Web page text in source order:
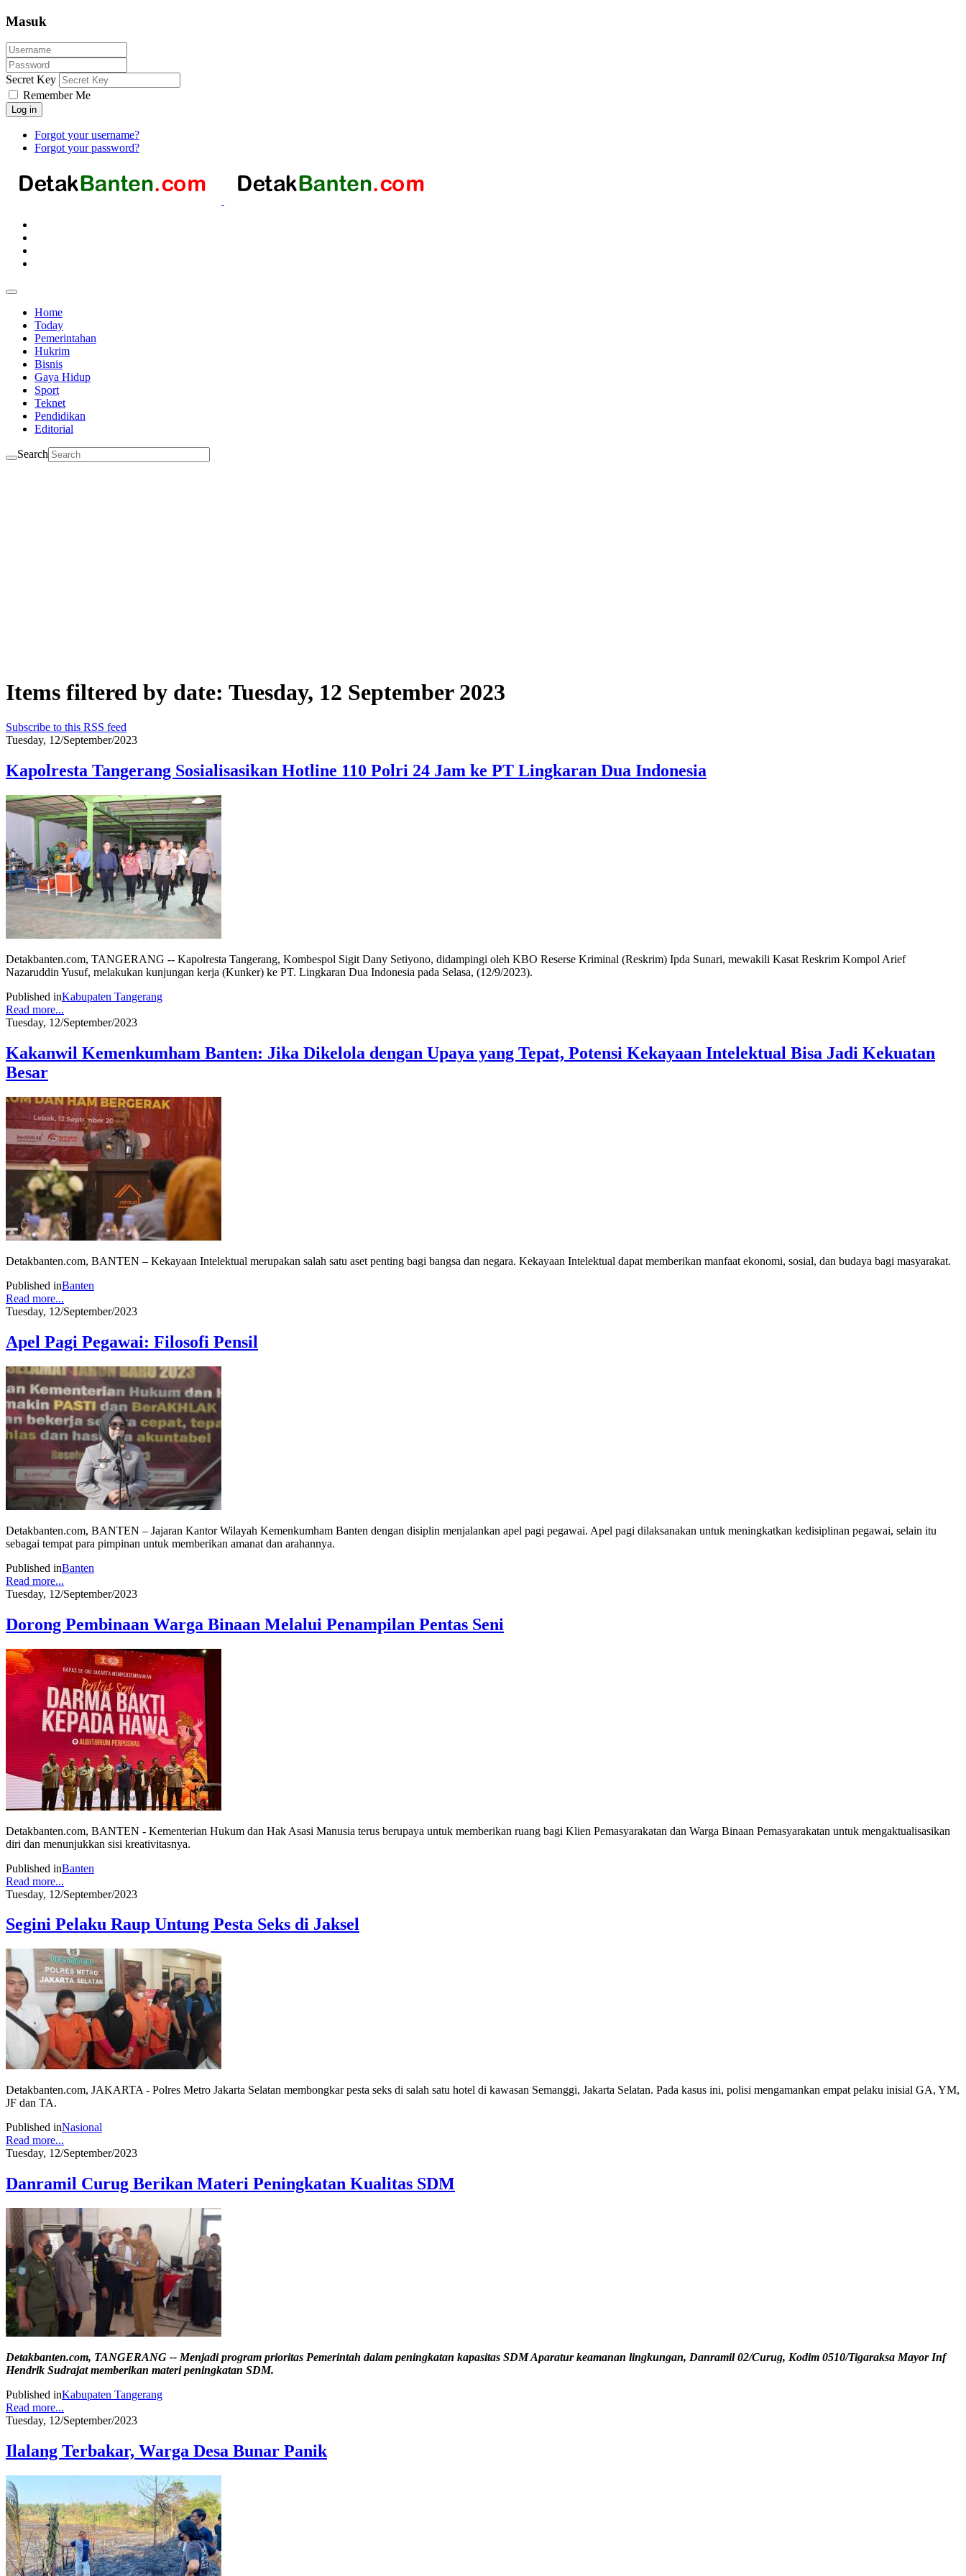
Masuk
Secret Key
Remember Me
Log in
Forgot your username?
Forgot your password?
Home
Today
Pemerintahan
Hukrim
Bisnis
Gaya Hidup
Sport
Teknet
Pendidikan
Editorial
Search
Items filtered by date: Tuesday, 12 September 2023
Subscribe to this RSS feed
Tuesday, 12/September/2023
Kapolresta Tangerang Sosialisasikan Hotline 110 Polri 24 Jam ke PT Lingkaran Dua Indonesia
Detakbanten.com, TANGERANG -- Kapolresta Tangerang, Kombespol Sigit Dany Setiyono, didampingi oleh KBO Reserse Kriminal (Reskrim) Ipda Sunari, mewakili Kasat Reskrim Kompol Arief
Nazaruddin Yusuf, melakukan kunjungan kerja (Kunker) ke PT. Lingkaran Dua Indonesia pada Selasa, (12/9/2023).
Published inKabupaten Tangerang
Read more...
Tuesday, 12/September/2023
Kakanwil Kemenkumham Banten: Jika Dikelola dengan Upaya yang Tepat, Potensi Kekayaan Intelektual Bisa Jadi Kekuatan
Besar
Detakbanten.com, BANTEN – Kekayaan Intelektual merupakan salah satu aset penting bagi bangsa dan negara. Kekayaan Intelektual dapat memberikan manfaat ekonomi, sosial, dan budaya bagi masyarakat.
Published inBanten
Read more...
Tuesday, 12/September/2023
Apel Pagi Pegawai: Filosofi Pensil
Detakbanten.com, BANTEN – Jajaran Kantor Wilayah Kemenkumham Banten dengan disiplin menjalankan apel pagi pegawai. Apel pagi dilaksanakan untuk meningkatkan kedisiplinan pegawai, selain itu
sebagai tempat para pimpinan untuk memberikan amanat dan arahannya.
Published inBanten
Read more...
Tuesday, 12/September/2023
Dorong Pembinaan Warga Binaan Melalui Penampilan Pentas Seni
Detakbanten.com, BANTEN - Kementerian Hukum dan Hak Asasi Manusia terus berupaya untuk memberikan ruang bagi Klien Pemasyarakatan dan Warga Binaan Pemasyarakatan untuk mengaktualisasikan
diri dan menunjukkan sisi kreativitasnya.
Published inBanten
Read more...
Tuesday, 12/September/2023
Segini Pelaku Raup Untung Pesta Seks di Jaksel
Detakbanten.com, JAKARTA - Polres Metro Jakarta Selatan membongkar pesta seks di salah satu hotel di kawasan Semanggi, Jakarta Selatan. Pada kasus ini, polisi mengamankan empat pelaku inisial GA, YM,
JF dan TA.
Published inNasional
Read more...
Tuesday, 12/September/2023
Danramil Curug Berikan Materi Peningkatan Kualitas SDM
Detakbanten.com, TANGERANG -- Menjadi program prioritas Pemerintah dalam peningkatan kapasitas SDM Aparatur keamanan lingkungan, Danramil 02/Curug, Kodim 0510/Tigaraksa Mayor Inf
Hendrik Sudrajat memberikan materi peningkatan SDM.
Published inKabupaten Tangerang
Read more...
Tuesday, 12/September/2023
Ilalang Terbakar, Warga Desa Bunar Panik